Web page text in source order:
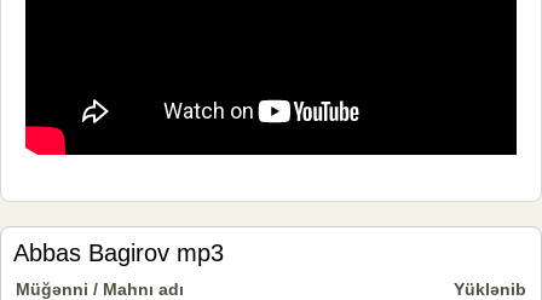
Abbas Bagirov mp3
Müğənni / Mahnı adı
Yüklənib